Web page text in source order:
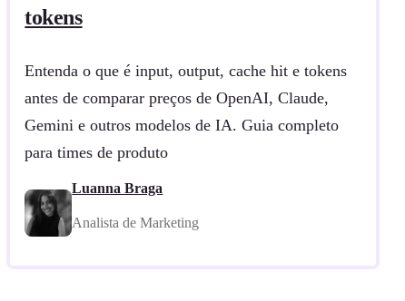
tokens
Entenda o que é input, output, cache hit e tokens
antes de comparar preços de OpenAI, Claude,
Gemini e outros modelos de IA. Guia completo
para times de produto
Luanna Braga
Analista de Marketing